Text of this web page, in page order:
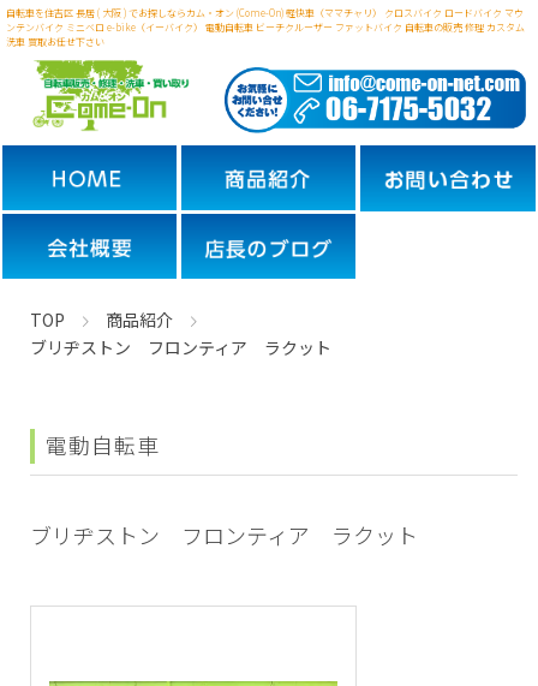
自転車を住吉区 長居 ( 大阪 ) でお探しならカム・オン (Come-On) 軽快車（ママチャリ） クロスバイク ロードバイク マウ
ンテンバイク ミニベロ e-bike（イーバイク） 電動自転車 ビーチクルーザー ファットバイク 自転車の販売 修理 カスタム
洗車 買取お任せ下さい
TOP
商品紹介
ブリヂストン フロンティア ラクット
電動自転車
ブリヂストン フロンティア ラクット